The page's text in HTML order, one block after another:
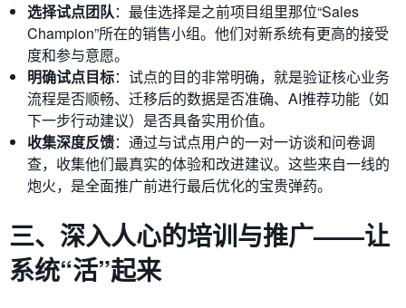
选择试点团队：最佳选择是之前项目组里那位“Sales
Champion”所在的销售小组。他们对新系统有更高的接受
度和参与意愿。
明确试点目标：试点的目的非常明确，就是验证核心业务
流程是否顺畅、迁移后的数据是否准确、AI推荐功能（如
下一步行动建议）是否具备实用价值。
收集深度反馈：通过与试点用户的一对一访谈和问卷调
查，收集他们最真实的体验和改进建议。这些来自一线的
炮火，是全面推广前进行最后优化的宝贵弹药。
三、深入人心的培训与推广——让
系统“活”起来